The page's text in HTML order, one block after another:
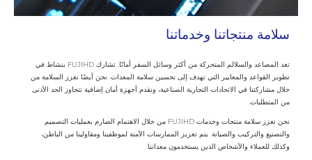
سلامة منتجاتنا وخدماتنا
تعد المصاعد والسلالم المتحركة من أكثر وسائل السفر أمانًا. تشارك FUJIHD بنشاط في
تطوير القواعد والمعايير التي تهدف إلى تحسين سلامة المعدات. نحن أيضًا نعزز السلامة من
خلال مشاركتنا في الاتحادات التجارية الصناعية، ونقدم أجهزة أمان إضافية تتجاوز الحد الأدنى
من المتطلبات.
نحن نعزز سلامة منتجات وخدمات FUJIHD من خلال الاهتمام الصارم بعمليات التصميم
والتصنيع والتركيب والصيانة. يتم تعزيز الممارسات الآمنة لموظفينا ومقاولينا من الباطن،
وكذلك للعملاء والأشخاص الذين يستخدمون معداتنا.